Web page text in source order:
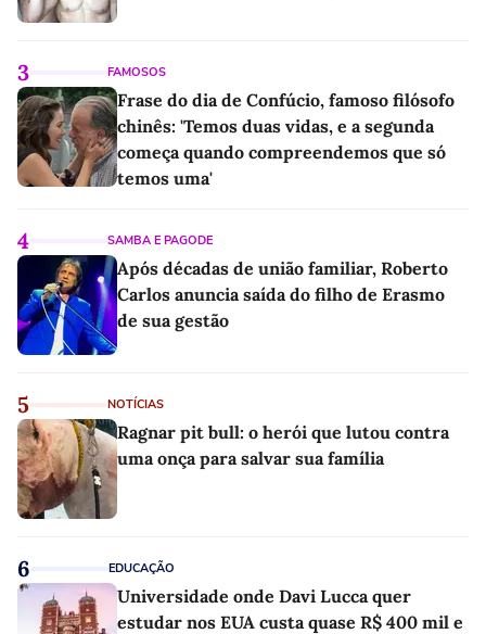
3 FAMOSOS
Frase do dia de Confúcio, famoso filósofo
chinês: 'Temos duas vidas, e a segunda
começa quando compreendemos que só
temos uma'
4 SAMBA E PAGODE
Após décadas de união familiar, Roberto
Carlos anuncia saída do filho de Erasmo
de sua gestão
5 NOTÍCIAS
Ragnar pit bull: o herói que lutou contra
uma onça para salvar sua família
6 EDUCAÇÃO
Universidade onde Davi Lucca quer
estudar nos EUA custa quase R$ 400 mil e